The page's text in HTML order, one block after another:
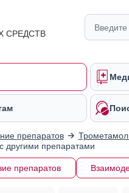
СРЕДСТВ
препаратов
другими препаратами
препаратов